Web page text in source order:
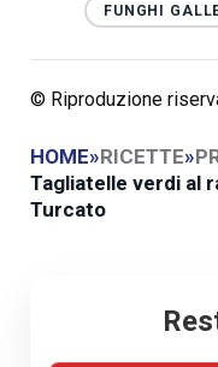
FUNGHI
© Riproduzione
HOME»RICETTE»
Tagliatelle verdi al
Turcato